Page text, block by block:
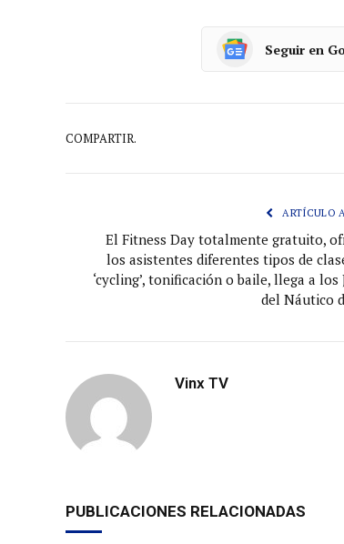
Seguir en
COMPARTIR.
ARTÍCULO
El Fitness Day totalmente gratuito,
los asistentes diferentes tipos de
‘cycling’, tonificación o baile, llega a los
del Náutico
Vinx TV
PUBLICACIONES RELACIONADAS